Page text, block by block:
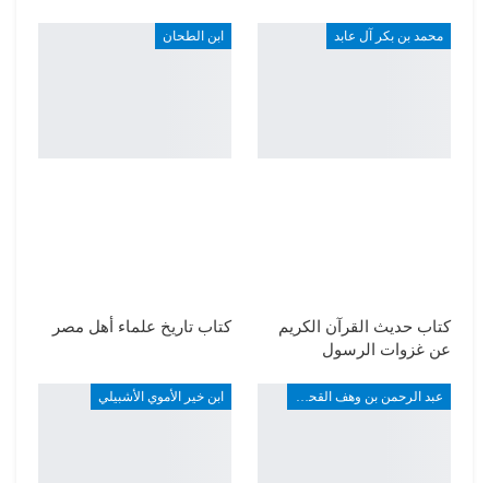
محمد بن بكر آل عابد
كتاب حديث القرآن الكريم
عن غزوات الرسول
ابن الطحان
كتاب تاريخ علماء أهل مصر
عبد الرحمن بن وهف القحطاني ابن خير الأموي الأشبيلي